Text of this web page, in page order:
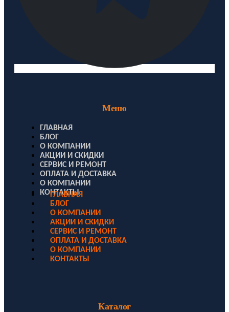
Меню
ГЛАВНАЯ
БЛОГ
О КОМПАНИИ
АКЦИИ И СКИДКИ
СЕРВИС И РЕМОНТ
ОПЛАТА И ДОСТАВКА
О КОМПАНИИ
КОНТАКТЫ
ГЛАВНАЯ
БЛОГ
О КОМПАНИИ
АКЦИИ И СКИДКИ
СЕРВИС И РЕМОНТ
ОПЛАТА И ДОСТАВКА
О КОМПАНИИ
КОНТАКТЫ
Каталог